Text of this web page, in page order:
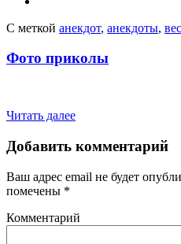
С меткой анекдот, анекдоты,
Фото приколы
Читать далее
Добавить комментарий
Ваш адрес email не будет
помечены *
Комментарий